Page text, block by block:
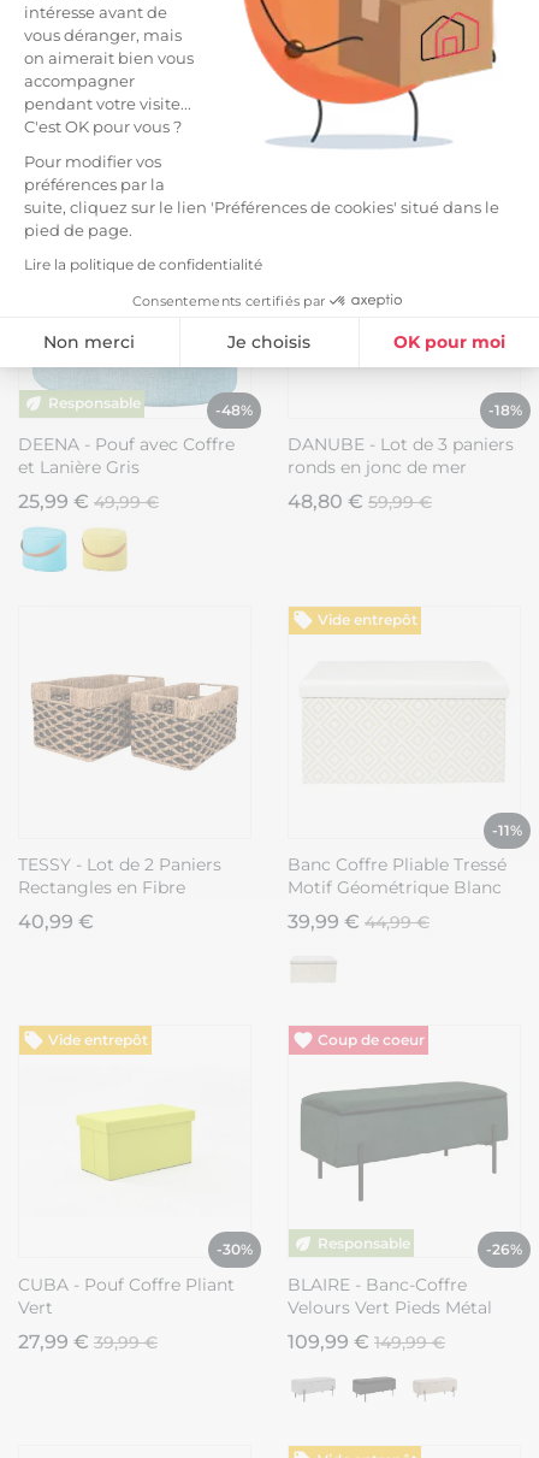
intéresse avant de
vous déranger, mais
on aimerait bien vous
accompagner
pendant votre visite...
C'est OK pour vous ?
Pour modifier vos
préférences par la
suite, cliquez sur le lien 'Préférences de cookies' situé dans le
pied de page.
Lire la politique de confidentialité
Consentements certifiés par
Non merci Je choisis OK pour moi
Axeptio consent
Plateforme de Gestion du Consentement : Personnalisez vos
Notre plateforme vous permet d'adapter et de gérer vos
CHILD - Pouf-Coffre Pliable
Velours Gris Clair Motif
Circuit
18,99 € 22,99 €
-12%
3 paniers gigognes en
velours côtelé taupe avec
poignée
28,99 €32,99 €
Vide entrepôt
-48%
DEENA - Pouf avec Coffre
et Lanière Gris
25,99 € 49,99 €
Vide entrepôt
-18%
DANUBE - Lot de 3 paniers
ronds en jonc de mer
naturel et brun avec
couvercles
48,80 € 59,99 €
TESSY - Lot de 2 Paniers
Rectangles en Fibre
Naturelle Motifs
Géométriques Noir et
40,99 €
Vide entrepôt
-11%
Banc Coffre Pliable Tressé
Motif Géométrique Blanc
et Beige - IMPERO
39,99 € 44,99 €
Vide entrepôt
-30%
CUBA - Pouf Coffre Pliant
Vert
27,99 € 39,99 €
Vide entrepôt
-26%
BLAIRE - Banc-Coffre
Velours Vert Pieds Métal
109,99 € 149,99 €